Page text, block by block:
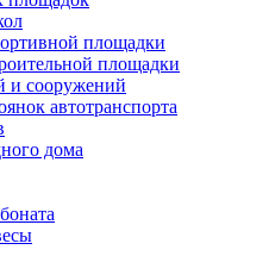
площадки
площадки
и сооружений
автотранспорта
дома